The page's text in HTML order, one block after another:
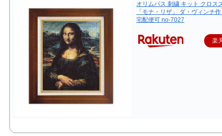
オリムパス 刺繍 キット クロス
「モナ・リザ」 ダ・ヴィンチ
宅配便可 no-7027
楽